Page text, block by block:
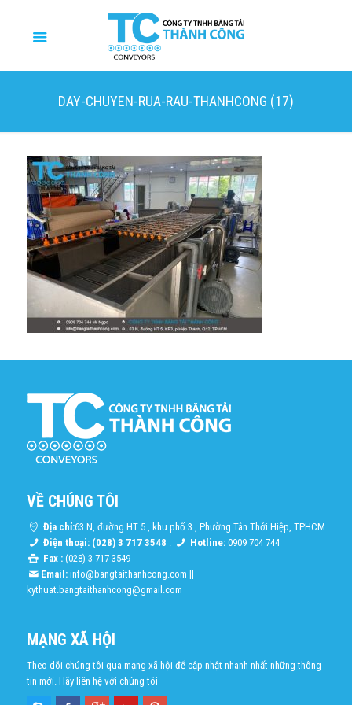
DAY-CHUYEN-RUA-RAU-THANHCONG (17)
VỀ CHÚNG TÔI
Địa chỉ:63 N, đường HT 5 , khu phố 3 , Phường Tân Thới Hiệp, TPHCM
Điện thoại: (028) 3 717 3548 . Hotline: 0909 704 744
Fax :(028) 3 717 3549
Email: info@bangtaithanhcong.com ||
kythuat.bangtaithanhcong@gmail.com
MẠNG XÃ HỘI
Theo dõi chúng tôi qua mạng xã hội để cập nhật nhanh nhất những thông
tin mới. Hãy liên hệ với chúng tôi